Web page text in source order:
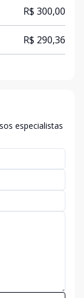
R$ 300,00
R$ 290,36
especialistas